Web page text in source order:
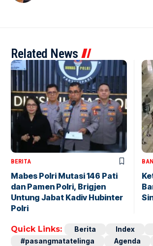
Related News
BERITA
Mabes Polri Mutasi 146 Pati
dan Pamen Polri, Brigjen
Untung Jabat Kadiv Hubinter
Polri
Quick Links: Berita Index
#pasangmatatelinga
Agenda